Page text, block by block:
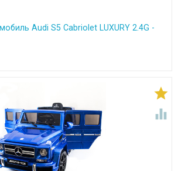
Audi S5 Cabriolet LUXURY 2.4G -

